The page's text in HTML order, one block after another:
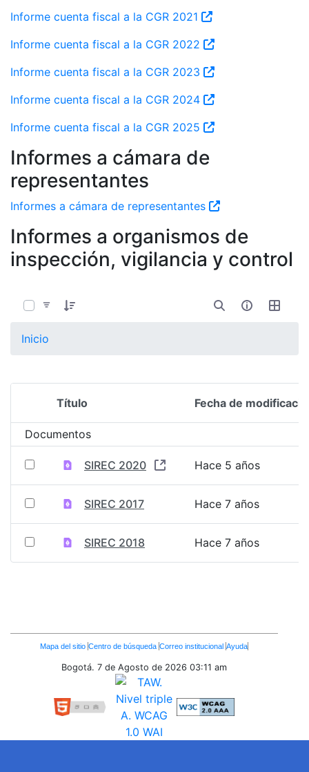
Informe cuenta fiscal a la CGR 2021
Informe cuenta fiscal a la CGR 2022
Informe cuenta fiscal a la CGR 2023
Informe cuenta fiscal a la CGR 2024
Informe cuenta fiscal a la CGR 2025
Informes a cámara de
representantes
Informes a cámara de representantes
Informes a organismos de
inspección, vigilancia y control
Inicio
Selección del elemento
Título Fecha de
Documentos
SIREC 2020 Hace 5 años
SIREC 2017 Hace 7 años
SIREC 2018 Hace 7 años
Enlaces
Inferiores
Mapa del sitio Centro de búsqueda Correo institucional Ayuda
Bogotá. 7 de Agosto de 2026 03:11 am